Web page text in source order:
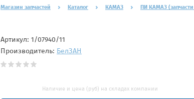
Магазин запчастей Каталог КАМАЗ ПИ КАМАЗ
Артикул: 1/07940/11
Производитель: БелЗAН
Наличие и цена (руб) на складах компании